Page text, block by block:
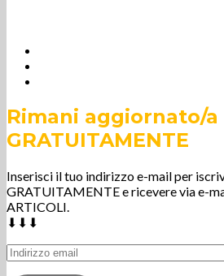
Rimani aggiornato/a
GRATUITAMENTE
Inserisci il tuo indirizzo e-mail per
GRATUITAMENTE e ricevere via e-
ARTICOLI.
⬇⬇⬇
Indirizzo
email